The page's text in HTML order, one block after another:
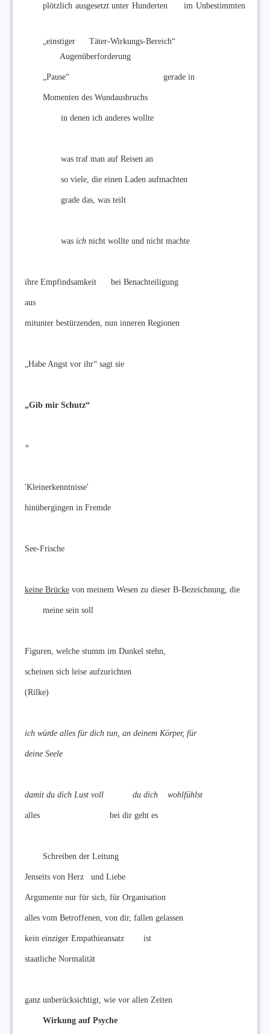
plötzlich ausgesetzt unter Hunderten im Unbestimmten
„einstiger Täter-Wirkungs-Bereich“
Augenüberforderung
„Pause“ gerade in
Momenten des Wundausbruchs
in denen ich anderes wollte
was traf man auf Reisen an
so viele, die einen Laden aufmachten
grade das, was teilt
was ich nicht wollte und nicht machte
ihre Empfindsamkeit bei Benachteiligung
aus
mitunter bestürzenden, nun inneren Regionen
„Habe Angst vor ihr“ sagt sie
„Gib mir Schutz“
+
'Kleinerkenntnisse'
hinübergingen in Fremde
See-Frische
keine Brücke von meinem Wesen zu dieser B-Bezeichnung, die
meine sein soll
Figuren, welche stumm im Dunkel stehn,
scheinen sich leise aufzurichten
(Rilke)
ich würde alles für dich tun, an deinem Körper, für
deine Seele
damit du dich Lust voll du dich wohlfühlst
alles bei dir geht es
Schreiben der Leitung
Jenseits von Herz und Liebe
Argumente nur für sich, für Organisation
alles vom Betroffenen, von dir, fallen gelassen
kein einziger Empathieansatz ist
staatliche Normalität
ganz unberücksichtigt, wie vor allen Zeiten
Wirkung auf Psyche